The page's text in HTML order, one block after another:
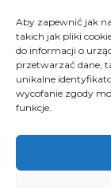
Aby zapewnić jak
takich jak pliki
do informacji o
przetwarzać dane,
unikalne
wycofanie zgody
funkcje.
Chętnie
i akcesoriów.
i telefoniczne.
LensGaze